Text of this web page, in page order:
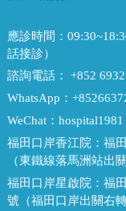
應診時間：
話接診）
諮詢電話： +852
WhatsApp：
WeChat： hospital1981
福田口岸香江院： 福
（東鐵線落馬洲站出
福田口岸星啟院： 福
號（福田口岸出關右